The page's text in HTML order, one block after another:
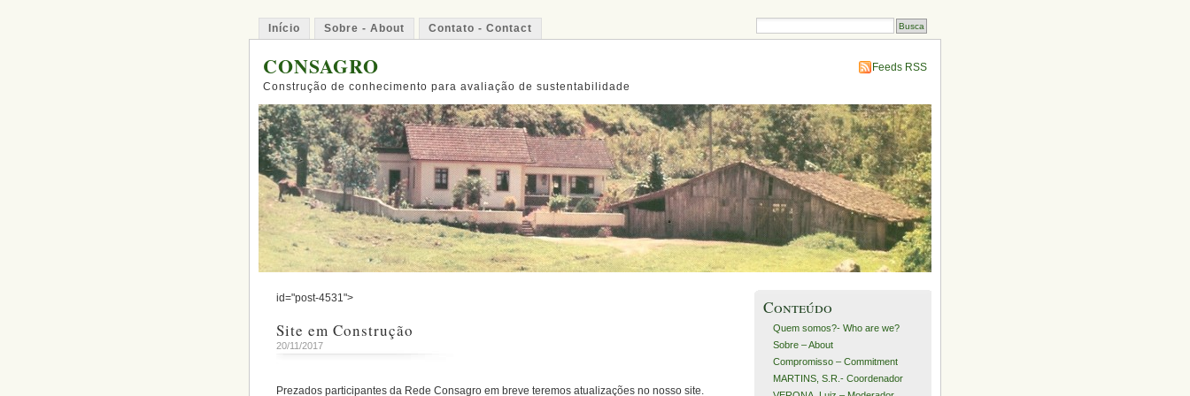
Início Sobre - About Contato - Contact
CONSAGRO
Construção de conhecimento para avaliação de sustentabilidade
Feeds RSS
id="post-4531">
Site em Construção
20/11/2017
Prezados participantes da Rede Consagro em breve teremos atualizações no nosso site.
Conteúdo
Quem somos?- Who are we?
Sobre – About
Compromisso – Commitment
MARTINS, S.R.- Coordenador